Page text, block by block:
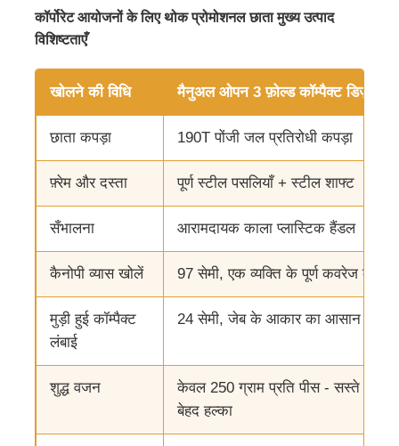
होम
उत्पाद
फैक्टरी यात्रा
गुणवत्ता नियंत्रण
हमसे संपर्क करें
कॉर्पोरेट आयोजनों के लिए थोक प्रोमोशनल छाता मुख्य उत्पाद
विशिष्टताएँ
खोलने की विधि मैनुअल ओपन 3 फ़ोल्ड कॉम्पैक्ट डिज़ाइन
छाता कपड़ा 190T पोंजी जल प्रतिरोधी कपड़ा
फ़्रेम और दस्ता पूर्ण स्टील पसलियाँ + स्टील शाफ्ट
सँभालना आरामदायक काला प्लास्टिक हैंडल
कैनोपी व्यास खोलें 97 सेमी, एक व्यक्ति के पूर्ण कवरेज के लिए
मुड़ी हुई कॉम्पैक्ट
लंबाई
24 सेमी, जेब के आकार का आसान
शुद्ध वजन
केवल 250 ग्राम प्रति पीस - सस्ते
बेहद हल्का